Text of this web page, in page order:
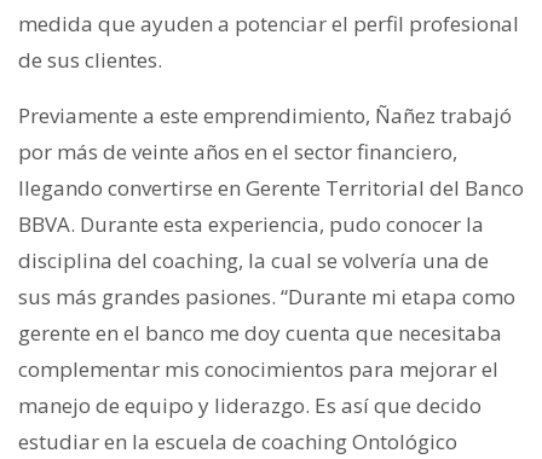
medida que ayuden a potenciar el perfil profesional
de sus clientes.
Previamente a este emprendimiento, Ñañez trabajó
por más de veinte años en el sector financiero,
llegando convertirse en Gerente Territorial del Banco
BBVA. Durante esta experiencia, pudo conocer la
disciplina del coaching, la cual se volvería una de
sus más grandes pasiones. “Durante mi etapa como
gerente en el banco me doy cuenta que necesitaba
complementar mis conocimientos para mejorar el
manejo de equipo y liderazgo. Es así que decido
estudiar en la escuela de coaching Ontológico